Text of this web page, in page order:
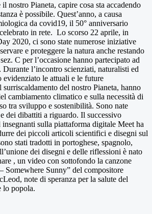
nostro Pianeta, capire cosa sta accadendo
è possibile. Quest’anno, a causa
da covid19, il 50° anniversario
in rete. Lo scorso 22 aprile, in
2020, ci sono state numerose iniziative
e proteggere la natura anche restando
C per l’occasione hanno partecipato ad
l’incontro scienziati, naturalisti ed
evidenziato le attuali e le future
surriscaldamento del nostro Pianeta, hanno
cambiamento climatico e sulla necessità di
tra sviluppo e sostenibilità. Sono nate
dei dibattiti a riguardo. Il successivo
sulla piattaforma digitale Meet ha
dei piccoli articoli scientifici e disegni sul
stati tradotti in portoghese, spagnolo,
dei disegni e delle riflessioni è nato
, un video con sottofondo la canzone
Somewhere Sunny” del compositore
note di speranza per la salute del
lo popola.